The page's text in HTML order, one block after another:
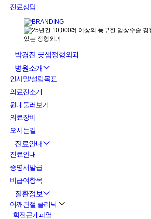
진료상담
박경진 굿샘정형외과
병원소개
인사말/설립목표
의료진소개
원내둘러보기
의료장비
오시는길
진료안내
진료안내
증명서발급
비급여항목
질환정보
어깨관절 클리닉
회전근개파열